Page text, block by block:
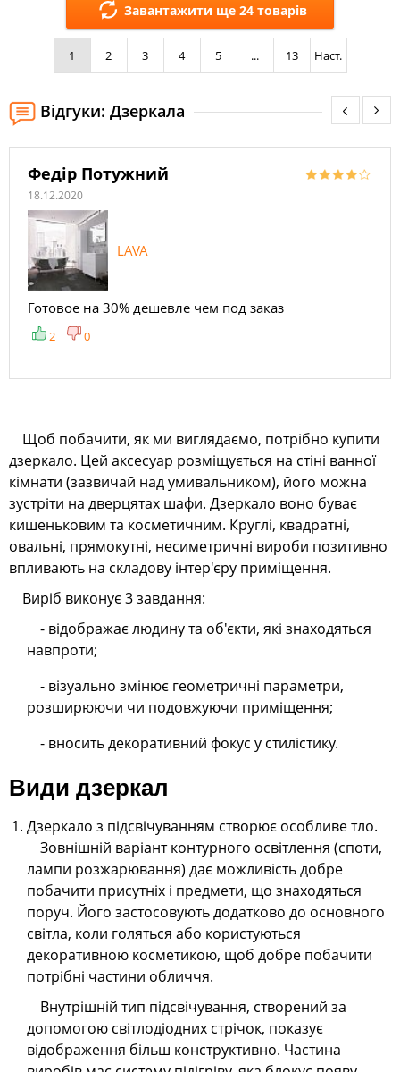
Завантажити ще 24 товарів
1 2 3 4 5 ... 13 Наст.
Відгуки: Дзеркала
Федір Потужний
18.12.2020
LAVA
Готовое на 30% дешевле чем под заказ
2 0
Щоб побачити, як ми виглядаємо, потрібно купити
дзеркало. Цей аксесуар розміщується на стіні ванної
кімнати (зазвичай над умивальником), його можна
зустріти на дверцятах шафи. Дзеркало воно буває
кишеньковим та косметичним. Круглі, квадратні,
овальні, прямокутні, несиметричні вироби позитивно
впливають на складову інтер'єру приміщення.
Виріб виконує 3 завдання:
- відображає людину та об'єкти, які знаходяться
навпроти;
- візуально змінює геометричні параметри,
розширюючи чи подовжуючи приміщення;
- вносить декоративний фокус у стилістику.
Види дзеркал
Дзеркало з підсвічуванням створює особливе тло.
Зовнішній варіант контурного освітлення (споти,
лампи розжарювання) дає можливість добре
побачити присутніх і предмети, що знаходяться
поруч. Його застосовують додатково до основного
світла, коли голяться або користуються
декоративною косметикою, щоб добре побачити
потрібні частини обличчя.
Внутрішній тип підсвічування, створений за
допомогою світлодіодних стрічок, показує
відображення більш конструктивно. Частина